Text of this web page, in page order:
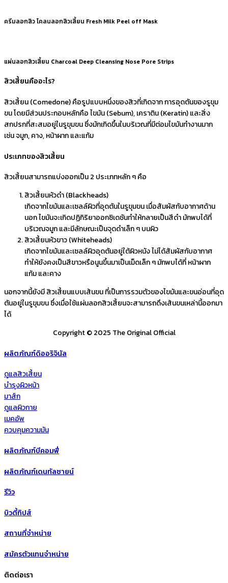
ครีมลอกสิว โคลนลอกสิวเสี้ยน Fresh Milk Peel off Mask
แผ่นลอกสิวเสี้ยน Charcoal Deep Cleansing Nose Pore Strips
สิวเสี้ยนคืออะไร?
สิวเสี้ยน (Comedone) คือรูปแบบหนึ่งของสิวที่เกิดจาก การอุดตันของรูขุม
ขน โดยมีส่วนประกอบหลักคือ ไขมัน (Sebum), เคราติน (Keratin) และสิ่ง
สกปรกที่สะสมอยู่ในรูขุมขน ซึ่งมักเกิดขึ้นในบริเวณที่มีต่อมไขมันทำงานมาก
เช่น จมูก, คาง, หน้าผาก และแก้ม
ประเภทของสิวเสี้ยน
สิวเสี้ยนสามารถแบ่งออกเป็น 2 ประเภทหลัก ๆ คือ
สิวเสี้ยนหัวดำ (Blackheads)
เกิดจากไขมันและเซลล์ผิวที่อุดตันในรูขุมขน เมื่อสัมผัสกับอากาศด้าน
นอก ไขมันจะเกิดปฏิกิริยาออกซิเดชันทำให้กลายเป็นสีดำ มักพบได้ที่
บริเวณจมูก และมีลักษณะเป็นจุดดำเล็ก ๆ บนผิว
สิวเสี้ยนหัวขาว (Whiteheads)
เกิดจากไขมันและเซลล์ผิวอุดตันอยู่ใต้ผิวหนัง ไม่ได้สัมผัสกับอากาศ
ทำให้ยังคงเป็นสีขาวหรือนูนขึ้นมาเป็นเม็ดเล็ก ๆ มักพบได้ที่ หน้าผาก
แก้ม และคาง
นอกจากนี้ยังมี สิวเสี้ยนแบบเส้นขน ที่เป็นการรวมตัวของไขมันและขนอ่อนที่อุด
ตันอยู่ในรูขุมขน ซึ่งเมื่อใช้แผ่นลอกสิวเสี้ยนจะสามารถดึงเส้นขนเหล่านี้ออกมา
ได้
Copyright © 2025 The Original Official
ผลิตภัณฑ์ดิออริจินัล
ดูแลสิวเสี้ยน
บำรุงผิวหน้า
มาส์ก
ดูแลผิวกาย
เมคอัพ
ควบคุมความมัน
ผลิตภัณฑ์บีคอมฟี่
ผลิตภัณฑ์เดนทัลซายน์
รีวิว
บิวตี้ทิปส์
สถานที่จำหน่าย
สมัครตัวแทนจำหน่าย
ติดต่อเรา